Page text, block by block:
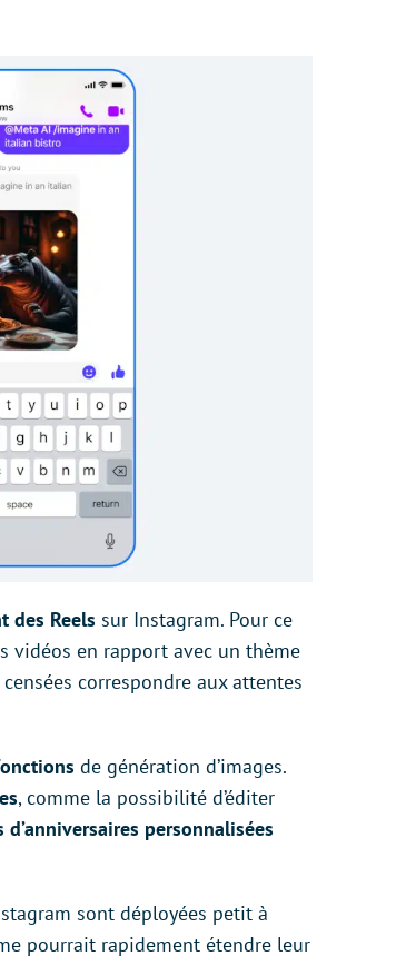
des Reels sur Instagram. Pour ce
vidéos en rapport avec un thème
correspondre aux attentes
de génération d’images.
, comme la possibilité d’éditer
d’anniversaires personnalisées
sont déployées petit à
pourrait rapidement étendre leur